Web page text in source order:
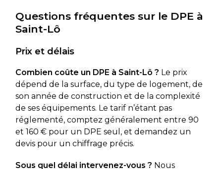
Questions fréquentes sur le DPE à
Saint-Lô
Prix et délais
Combien coûte un DPE à Saint-Lô ? Le prix
dépend de la surface, du type de logement, de
son année de construction et de la complexité
de ses équipements. Le tarif n’étant pas
réglementé, comptez généralement entre 90
et 160 € pour un DPE seul, et demandez un
devis pour un chiffrage précis.
Sous quel délai intervenez-vous ? Nous